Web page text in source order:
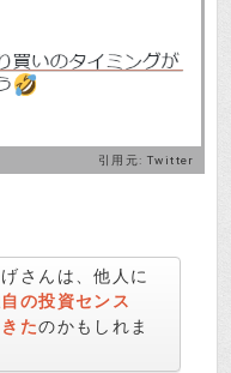
引用元: Twitter
さんは、他人に
の投資センス
たのかもしれま